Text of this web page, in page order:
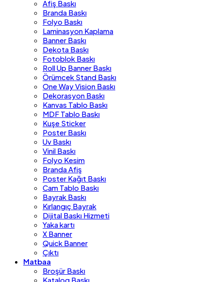
Afiş Baskı
Branda Baskı
Folyo Baskı
Laminasyon Kaplama
Banner Baskı
Dekota Baskı
Fotoblok Baskı
Roll Up Banner Baskı
Örümcek Stand Baskı
One Way Vision Baskı
Dekorasyon Baskı
Kanvas Tablo Baskı
MDF Tablo Baskı
Kuşe Sticker
Poster Baskı
Uv Baskı
Vinil Baskı
Folyo Kesim
Branda Afiş
Poster Kağıt Baskı
Cam Tablo Baskı
Bayrak Baskı
Kırlangıç Bayrak
Dijital Baskı Hizmeti
Yaka kartı
X Banner
Quick Banner
Çıktı
Matbaa
Broşür Baskı
Katalog Baskı